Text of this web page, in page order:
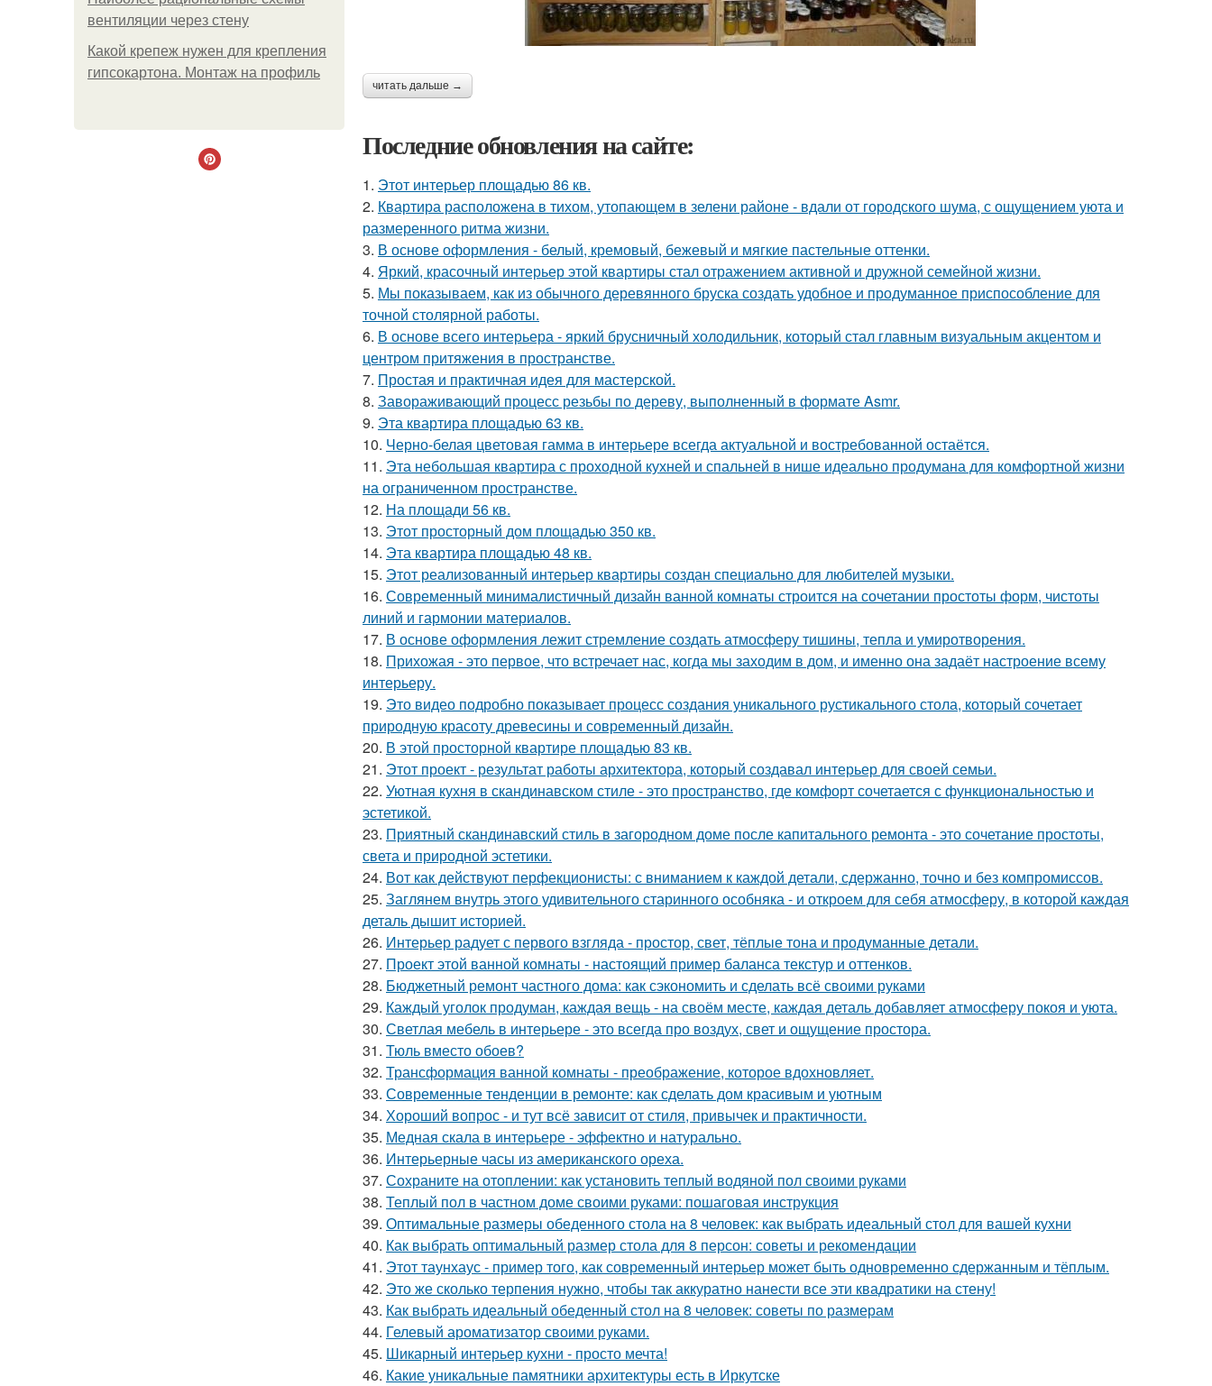
вентиляции через стену
Какой крепеж нужен для крепления
гипсокартона. Монтаж на профиль
читать дальше →
Последние обновления на сайте:
1. Этот интерьер площадью 86 кв.
2. Квартира расположена в тихом, утопающем в зелени районе - вдали от городского шума, с ощущением уюта и
размеренного ритма жизни.
3. В основе оформления - белый, кремовый, бежевый и мягкие пастельные оттенки.
4. Яркий, красочный интерьер этой квартиры стал отражением активной и дружной семейной жизни.
5. Мы показываем, как из обычного деревянного бруска создать удобное и продуманное приспособление для
точной столярной работы.
6. В основе всего интерьера - яркий брусничный холодильник, который стал главным визуальным акцентом и
центром притяжения в пространстве.
7. Простая и практичная идея для мастерской.
8. Завораживающий процесс резьбы по дереву, выполненный в формате Asmr.
9. Эта квартира площадью 63 кв.
10. Черно-белая цветовая гамма в интерьере всегда актуальной и востребованной остаётся.
11. Эта небольшая квартира с проходной кухней и спальней в нише идеально продумана для комфортной жизни
на ограниченном пространстве.
12. На площади 56 кв.
13. Этот просторный дом площадью 350 кв.
14. Эта квартира площадью 48 кв.
15. Этот реализованный интерьер квартиры создан специально для любителей музыки.
16. Современный минималистичный дизайн ванной комнаты строится на сочетании простоты форм, чистоты
линий и гармонии материалов.
17. В основе оформления лежит стремление создать атмосферу тишины, тепла и умиротворения.
18. Прихожая - это первое, что встречает нас, когда мы заходим в дом, и именно она задаёт настроение всему
интерьеру.
19. Это видео подробно показывает процесс создания уникального рустикального стола, который сочетает
природную красоту древесины и современный дизайн.
20. В этой просторной квартире площадью 83 кв.
21. Этот проект - результат работы архитектора, который создавал интерьер для своей семьи.
22. Уютная кухня в скандинавском стиле - это пространство, где комфорт сочетается с функциональностью и
эстетикой.
23. Приятный скандинавский стиль в загородном доме после капитального ремонта - это сочетание простоты,
света и природной эстетики.
24. Вот как действуют перфекционисты: с вниманием к каждой детали, сдержанно, точно и без компромиссов.
25. Заглянем внутрь этого удивительного старинного особняка - и откроем для себя атмосферу, в которой каждая
деталь дышит историей.
26. Интерьер радует с первого взгляда - простор, свет, тёплые тона и продуманные детали.
27. Проект этой ванной комнаты - настоящий пример баланса текстур и оттенков.
28. Бюджетный ремонт частного дома: как сэкономить и сделать всё своими руками
29. Каждый уголок продуман, каждая вещь - на своём месте, каждая деталь добавляет атмосферу покоя и уюта.
30. Светлая мебель в интерьере - это всегда про воздух, свет и ощущение простора.
31. Тюль вместо обоев?
32. Трансформация ванной комнаты - преображение, которое вдохновляет.
33. Современные тенденции в ремонте: как сделать дом красивым и уютным
34. Хороший вопрос - и тут всё зависит от стиля, привычек и практичности.
35. Медная скала в интерьере - эффектно и натурально.
36. Интерьерные часы из американского ореха.
37. Сохраните на отоплении: как установить теплый водяной пол своими руками
38. Теплый пол в частном доме своими руками: пошаговая инструкция
39. Оптимальные размеры обеденного стола на 8 человек: как выбрать идеальный стол для вашей кухни
40. Как выбрать оптимальный размер стола для 8 персон: советы и рекомендации
41. Этот таунхаус - пример того, как современный интерьер может быть одновременно сдержанным и тёплым.
42. Это же сколько терпения нужно, чтобы так аккуратно нанести все эти квадратики на стену!
43. Как выбрать идеальный обеденный стол на 8 человек: советы по размерам
44. Гелевый ароматизатор своими руками.
45. Шикарный интерьер кухни - просто мечта!
46. Какие уникальные памятники архитектуры есть в Иркутске